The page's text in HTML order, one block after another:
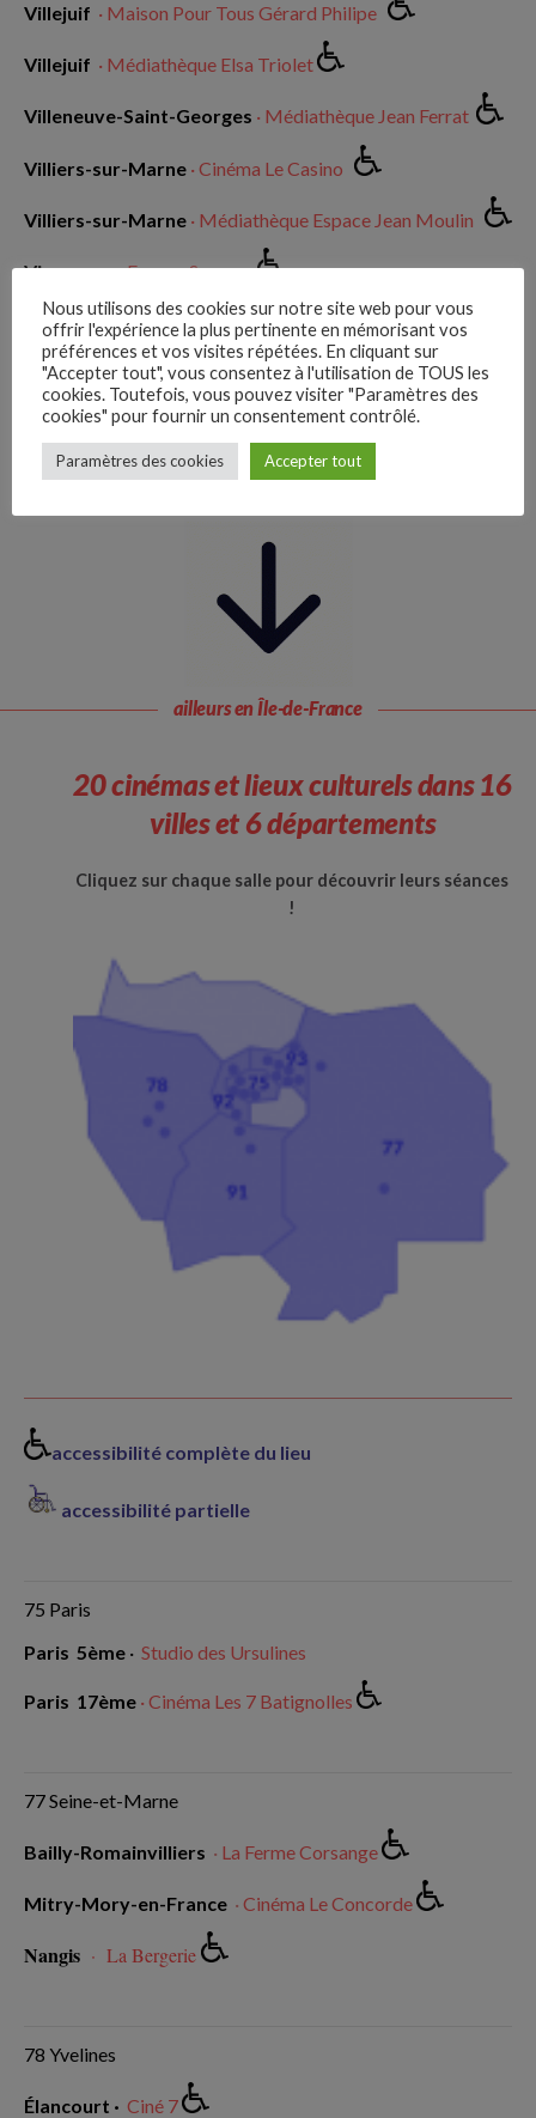
Follow Us
Villejuif · Maison Pour Tous Gérard Philipe
Villejuif · Médiathèque Elsa Triolet
Villeneuve-Saint-Georges · Médiathèque Jean Ferrat
Villiers-sur-Marne · Cinéma Le Casino
Villiers-sur-Marne · Médiathèque Espace Jean Moulin
Vincennes· Espace Sorano
Vincennes· Cinéma Le Vincennes
Vincennes· Médiathèque Coeur de Ville
Vitry-sur-Seine· 3 Cinés Robespierre
Vitry-sur-Seine· MAC VAL
ailleurs en Île-de-France
20 cinémas et lieux culturels dans 16
villes et 6 départements
Cliquez sur chaque salle pour découvrir leurs séances
!
accessibilité complète du lieu
accessibilité partielle
75 Paris
Paris 5ème · Studio des Ursulines
Paris 17ème · Cinéma Les 7 Batignolles
77 Seine-et-Marne
Bailly-Romainvilliers · La Ferme Corsange
Mitry-Mory-en-France · Cinéma Le Concorde
Nangis · La Bergerie
78 Yvelines
Élancourt · Ciné 7
Nous utilisons des cookies sur notre site web pour vous
offrir l'expérience la plus pertinente en mémorisant vos
préférences et vos visites répétées. En cliquant sur
"Accepter tout", vous consentez à l'utilisation de TOUS les
cookies. Toutefois, vous pouvez visiter "Paramètres des
cookies" pour fournir un consentement contrôlé.
Paramètres des cookies Accepter tout